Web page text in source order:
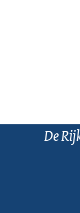
De